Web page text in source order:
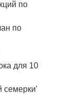
по
по
для 10
семерки'